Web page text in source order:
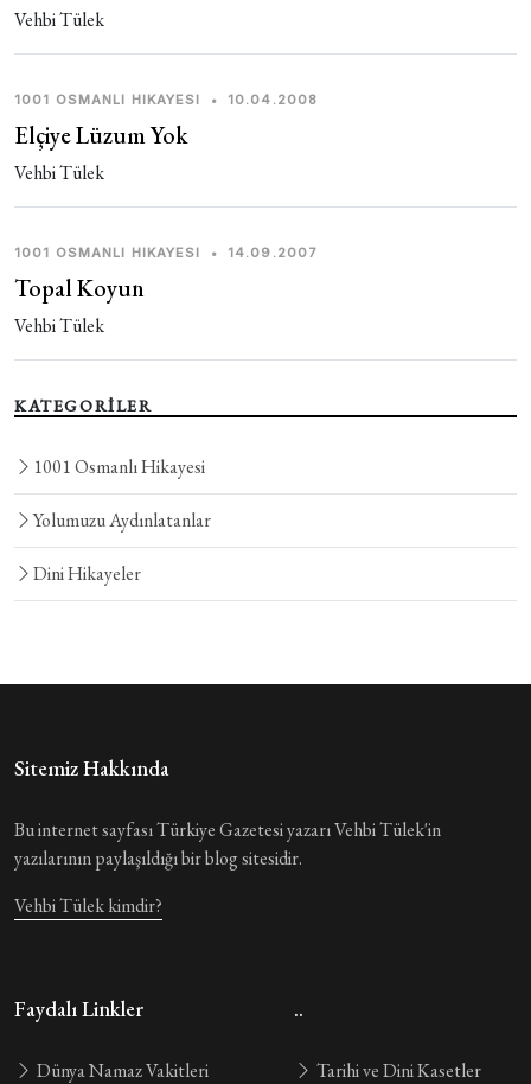
Vehbi Tülek
1001 OSMANLI HIKAYESI • 10.04.2008
Elçiye Lüzum Yok
Vehbi Tülek
1001 OSMANLI HIKAYESI • 14.09.2007
Topal Koyun
Vehbi Tülek
KATEGORİLER
1001 Osmanlı Hikayesi
Yolumuzu Aydınlatanlar
Dini Hikayeler
Sitemiz Hakkında
Bu internet sayfası Türkiye Gazetesi yazarı Vehbi Tülek'in
yazılarının paylaşıldığı bir blog sitesidir.
Vehbi Tülek kimdir?
Faydalı Linkler
Dünya Namaz Vakitleri
..
Tarihi ve Dini Kasetler